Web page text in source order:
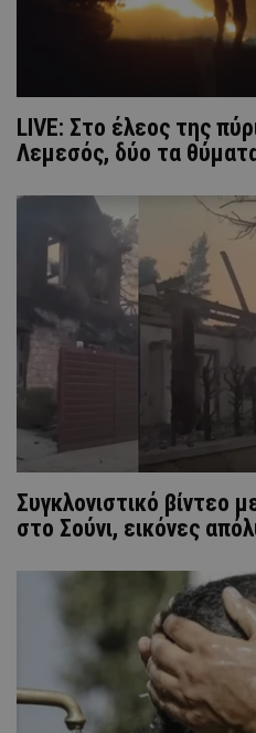
LIVE: Στο έλεος της
Λεμεσός, δύο τα
Συγκλονιστικό βίντεο
στο Σούνι, εικόνες